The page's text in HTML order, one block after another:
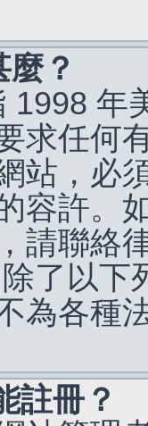
？
1998 年
求任何
站，必
容許。
請聯絡
了以下
為各種
註冊？